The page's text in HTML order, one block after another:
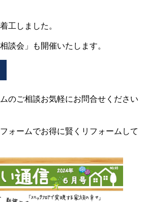
工しました。
談会」も開催いたします。
のご相談お気軽にお問合せください
ォームでお得に賢くリフォームして